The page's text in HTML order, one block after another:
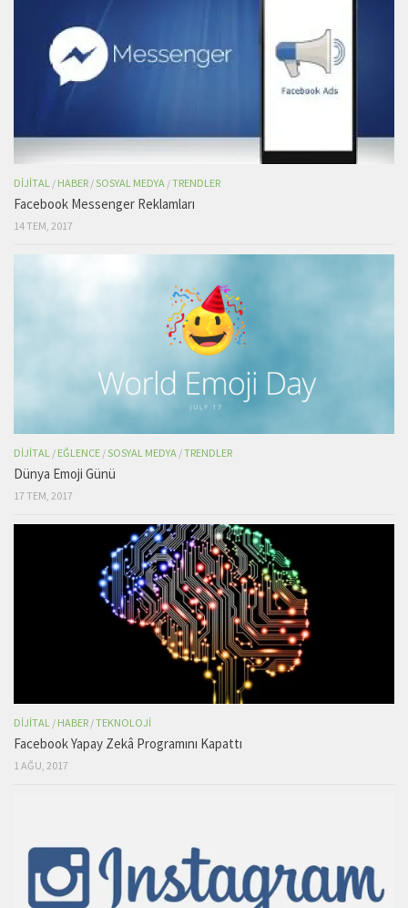
DIJITAL / HABER /SOSYAL MEDYA /TRENDLER
Facebook Messenger Reklamları
14 TEM, 2017
DIJITAL / EĞLENCE /SOSYAL MEDYA /TRENDLER
Dünya Emoji Günü
17 TEM, 2017
DIJITAL / HABER /TEKNOLOJI
Facebook Yapay Zekâ Programını Kapattı
1 AĞU, 2017